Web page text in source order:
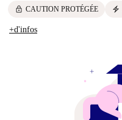
lock CAUTION PROTÉGÉE electric_bolt
+d'infos